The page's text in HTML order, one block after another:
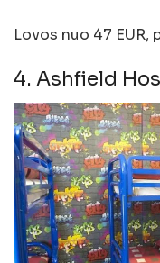
Lovos nuo 47 EUR,
4. Ashfield